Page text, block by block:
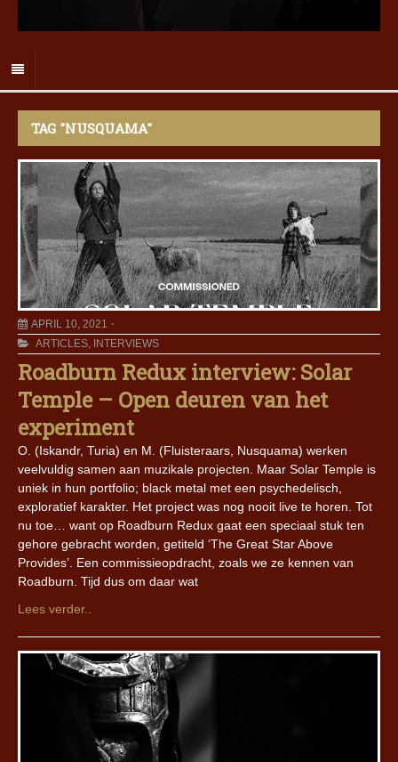
TAG "NUSQUAMA"
APRIL 10, 2021
ARTICLES, INTERVIEWS
Roadburn Redux interview: Solar
Temple – Open deuren van het
experiment
O. (Iskandr, Turia) en M. (Fluisteraars, Nusquama) werken
veelvuldig samen aan muzikale projecten. Maar Solar Temple is
uniek in hun portfolio; black metal met een psychedelisch,
exploratief karakter. Het project was nog nooit live te horen. Tot
nu toe… want op Roadburn Redux gaat een speciaal stuk ten
gehore gebracht worden, getiteld ‘The Great Star Above
Provides’. Een commissieopdracht, zoals we ze kennen van
Roadburn. Tijd dus om daar wat
Lees verder..